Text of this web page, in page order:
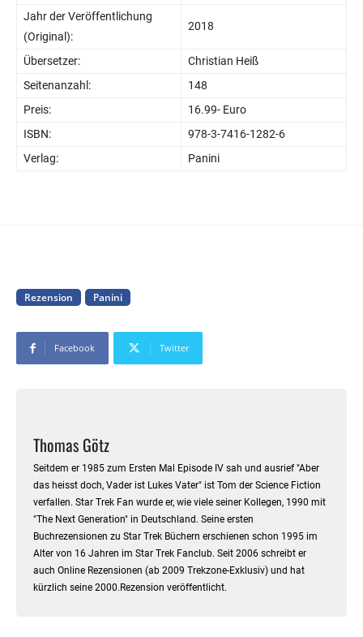
Jahr der Veröffentlichung
(Original):
2018
Übersetzer:
Christian Heiß
Seitenanzahl:
148
Preis:
16.99- Euro
ISBN:
978-3-7416-1282-6
Verlag:
Panini
Rezension Panini
Facebook Twitter
Thomas Götz
Seitdem er 1985 zum Ersten Mal Episode IV sah und ausrief "Aber
das heisst doch, Vader ist Lukes Vater" ist Tom der Science Fiction
verfallen. Star Trek Fan wurde er, wie viele seiner Kollegen, 1990 mit
"The Next Generation" in Deutschland. Seine ersten
Buchrezensionen zu Star Trek Büchern erschienen schon 1995 im
Alter von 16 Jahren im Star Trek Fanclub. Seit 2006 schreibt er
auch Online Rezensionen (ab 2009 Trekzone-Exklusiv) und hat
kürzlich seine 2000.Rezension veröffentlicht.